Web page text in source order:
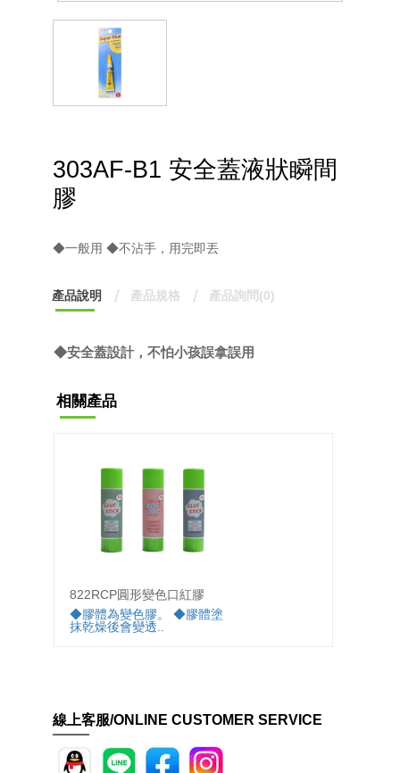
303AF-B1 安全蓋液狀瞬間
膠
◆一般用 ◆不沾手，用完即丟
產品說明 產品規格 產品詢問(0)
◆安全蓋設計，不怕小孩誤拿誤用
相關產品
822RCP圓形變色口紅膠
◆膠體為變色膠。 ◆膠體塗
抹乾燥後會變透..
線上客服/ONLINE CUSTOMER SERVICE